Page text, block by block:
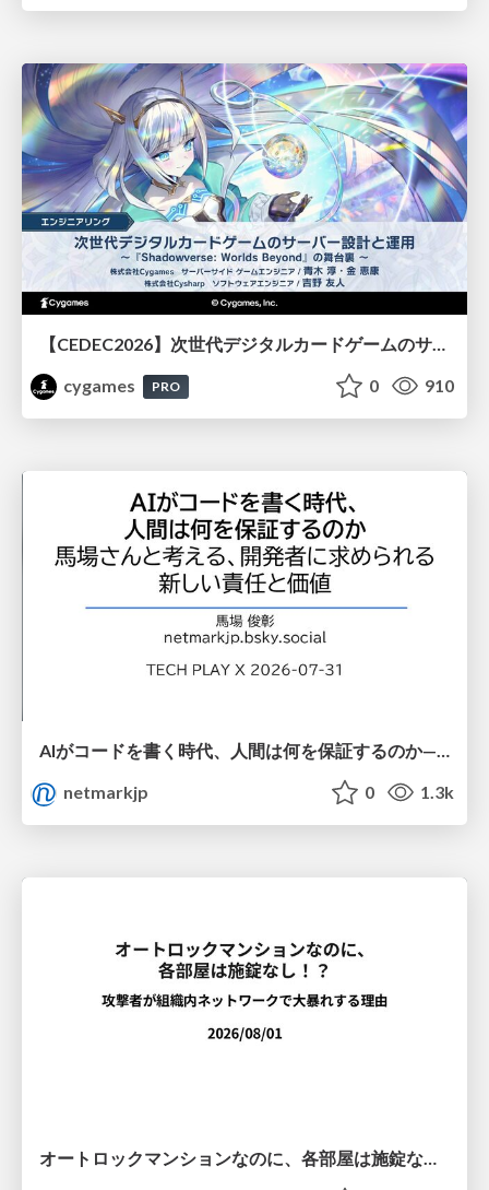
【CEDEC2026】次世代デジタルカードゲームのサーバー設計と運用 〜『Shadowverse: Worlds Beyond』の舞台裏～
cygames
PRO 0 910
AIがコードを書く時代、人間は何を保証するのか———馬場さんと考える、開発者に求められる新しい責任と価値 - TECH PLAY
netmarkjp
0 1.3k